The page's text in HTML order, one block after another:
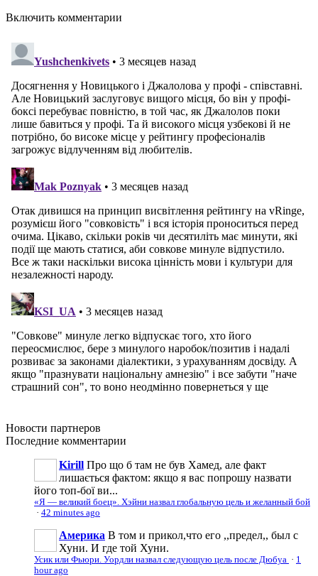
Включить комментарии
Новости партнеров
Последние комментарии
Kirill Про що б там не був Хамед, але факт
лишається фактом: якщо я вас попрошу назвати
його топ-бої ви...
«Я — великий боец». Хэйни назвал глобальную цель и желанный бой
· 42 minutes ago
Америка В том и прикол,что его ,,предел,, был с
Хуни. И где той Хуни.
Усик или Фьюри. Уордли назвал следующую цель после Дюбуа · 1
hour ago